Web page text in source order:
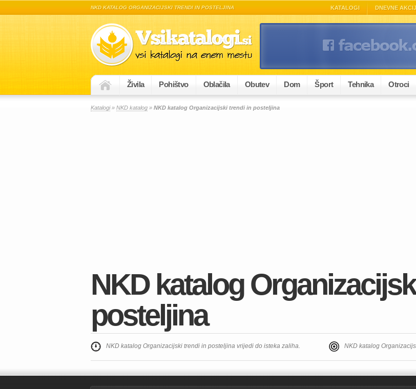
NKD KATALOG ORGANIZACIJSKI TRENDI IN POSTELJINA KATALOGI DNEVNE
Živila Pohištvo Oblačila Obutev Dom Šport Tehnika Otroci
Katalogi» NKD katalog » NKD katalog Organizacijski trendi in posteljina
NKD katalog
posteljina
NKD katalog Organizacijski trendi in posteljina vrijedi do isteka zaliha. NKD katalog